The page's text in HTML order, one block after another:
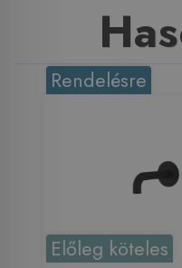
Rendelésre
Előleg köteles